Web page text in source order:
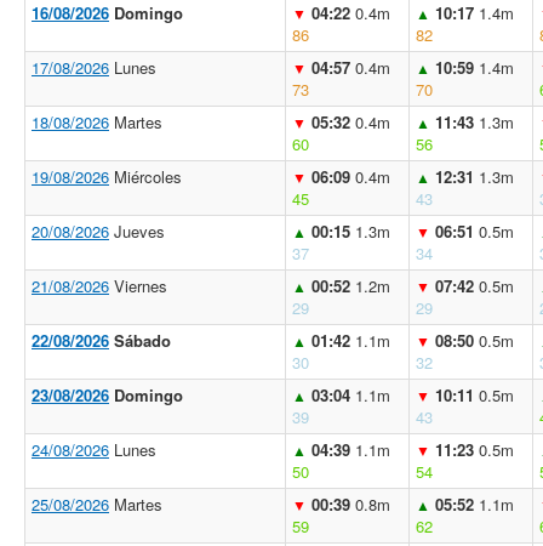
16/08/2026 Domingo ▼ 04:22 0.4m
86
▲ 10:17 1.4m
82
17/08/2026 Lunes ▼ 04:57 0.4m
73
▲ 10:59 1.4m
70
18/08/2026 Martes ▼ 05:32 0.4m
60
▲ 11:43 1.3m
56
19/08/2026 Miércoles ▼ 06:09 0.4m
45
▲ 12:31 1.3m
43
20/08/2026 Jueves ▲ 00:15 1.3m
37
▼ 06:51 0.5m
34
21/08/2026 Viernes ▲ 00:52 1.2m
29
▼ 07:42 0.5m
29
22/08/2026 Sábado ▲ 01:42 1.1m
30
▼ 08:50 0.5m
32
23/08/2026 Domingo ▲ 03:04 1.1m
39
▼ 10:11 0.5m
43
24/08/2026 Lunes ▲ 04:39 1.1m
50
▼ 11:23 0.5m
54
25/08/2026 Martes ▼ 00:39 0.8m
59
▲ 05:52 1.1m
62